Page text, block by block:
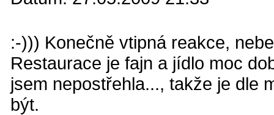
:-))) Konečně vtipná reakce,
Restaurace je fajn a jídlo moc
jsem nepostřehla..., takže je dle
být.